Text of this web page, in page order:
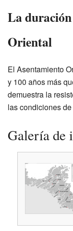
La
Oriental
El Asentamiento
y 100 años más
demuestra la
las condiciones
Galería de